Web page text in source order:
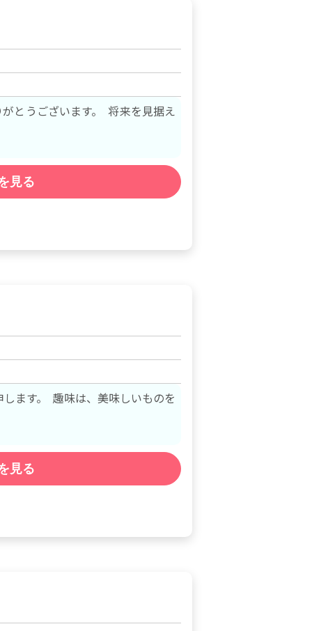
とうございます。 将来を見据え
見る
ます。 趣味は、美味しいものを
見る